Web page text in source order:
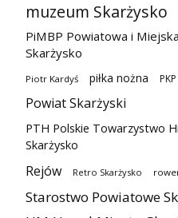
muzeum Skarżysko
PiMBP Powiatowa i
Skarżysko
Piotr Kardyś piłka nożna PKP
Powiat Skarżyski
PTH Polskie Towarzystwo
Skarżysko
Rejów Retro Skarżysko
Starostwo Powiatowe